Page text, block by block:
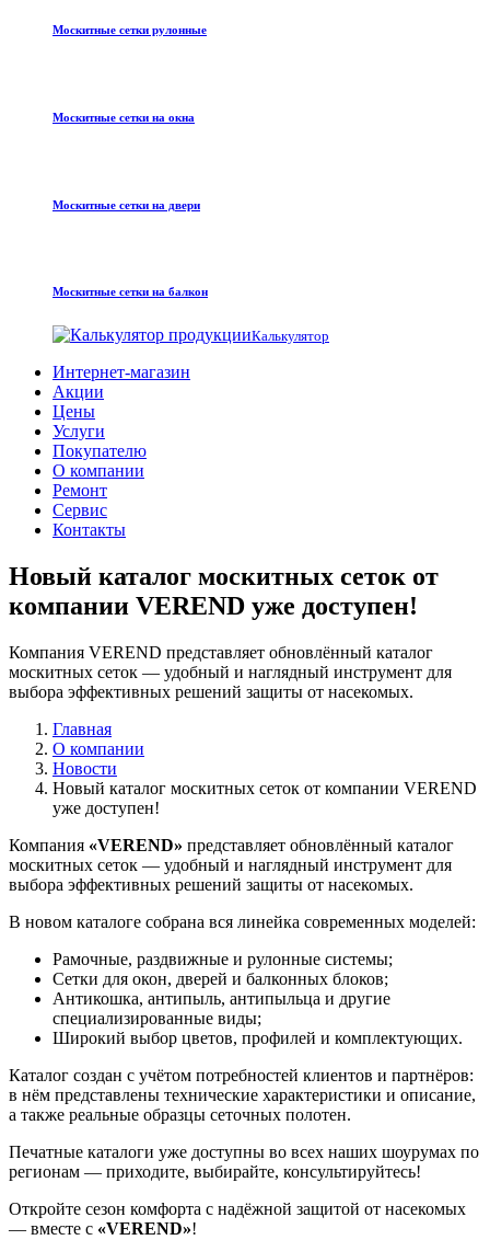
Москитные сетки рулонные
Москитные сетки на окна
Москитные сетки на двери
Москитные сетки на балкон
Калькулятор
Интернет-магазин
Акции
Цены
Услуги
Покупателю
О компании
Ремонт
Сервис
Контакты
Новый каталог москитных сеток от
компании VEREND уже доступен!
Компания VEREND представляет обновлённый каталог
москитных сеток — удобный и наглядный инструмент для
выбора эффективных решений защиты от насекомых.
Главная
О компании
Новости
Новый каталог москитных сеток от компании VEREND
уже доступен!
Компания «VEREND» представляет обновлённый каталог
москитных сеток — удобный и наглядный инструмент для
выбора эффективных решений защиты от насекомых.
В новом каталоге собрана вся линейка современных моделей:
Рамочные, раздвижные и рулонные системы;
Сетки для окон, дверей и балконных блоков;
Антикошка, антипыль, антипыльца и другие
специализированные виды;
Широкий выбор цветов, профилей и комплектующих.
Каталог создан с учётом потребностей клиентов и партнёров:
в нём представлены технические характеристики и описание,
а также реальные образцы сеточных полотен.
Печатные каталоги уже доступны во всех наших шоурумах по
регионам — приходите, выбирайте, консультируйтесь!
Откройте сезон комфорта с надёжной защитой от насекомых
— вместе с «VEREND»!